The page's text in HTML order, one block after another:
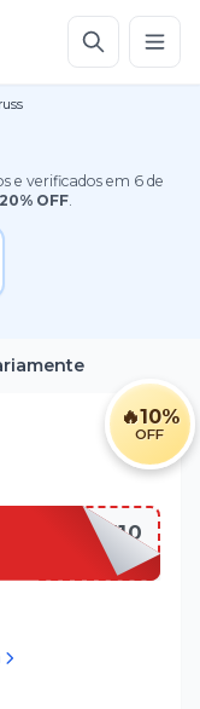
e verificados em 6 de
20% OFF.
🔥10%
OFF
NEW10